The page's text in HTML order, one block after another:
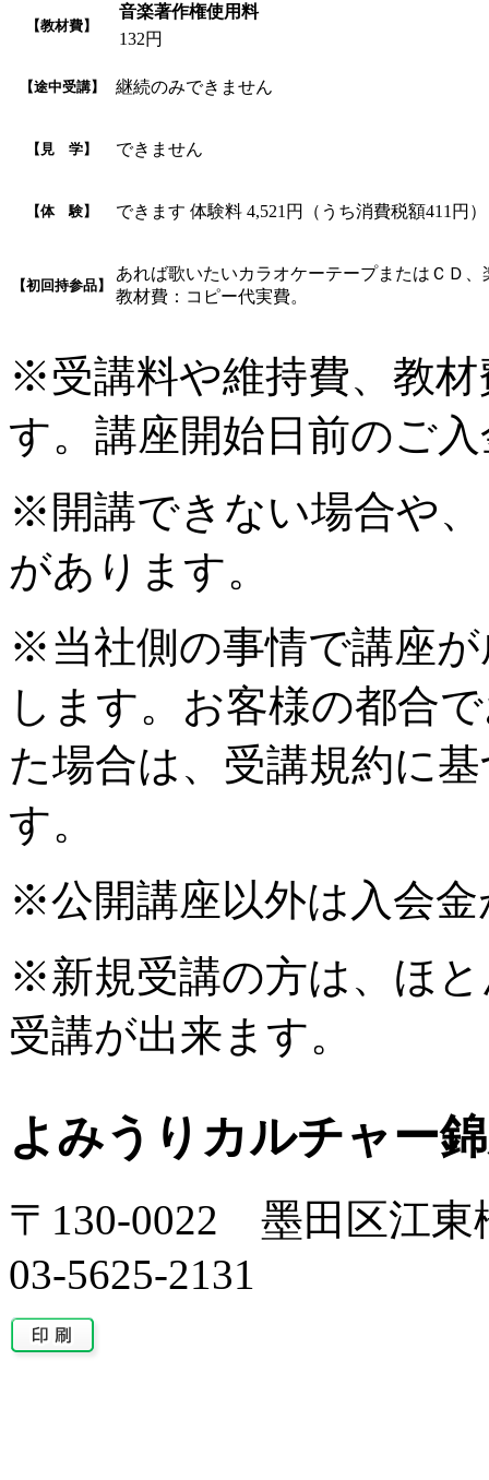
【教材費】
音楽著作権使用料
132円
【途中受講】 継続のみできません
【見 学】 できません
【体 験】 できます 体験料 4,521円（うち消費税額411円）
【初回持参品】
あれば歌いたいカラオケーテープまたはＣＤ、
教材費：コピー代実費。
※受講料や維持費、教
す。講座開始日前のご
※開講できない場合や
があります。
※当社側の事情で講座
します。お客様の都合
た場合は、受講規約に
す。
※公開講座以外は入会
※新規受講の方は、ほ
受講が出来ます。
よみうりカルチャー
〒130-0022 墨田区江東
03-5625-2131